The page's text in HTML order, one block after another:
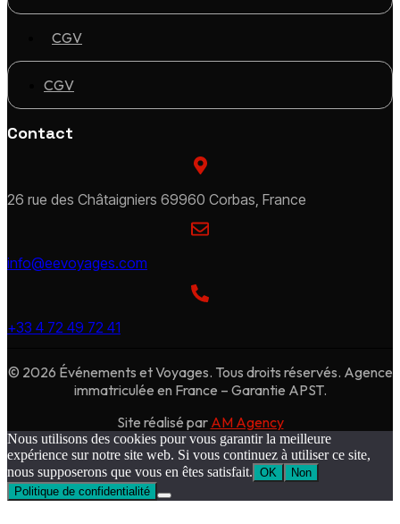
CGV
CGV
Contact
26 rue des Châtaigniers 69960 Corbas, France
info@eevoyages.com
+33 4 72 49 72 41
© 2026 Événements et Voyages. Tous droits réservés. Agence
immatriculée en France – Garantie APST.
Site réalisé par AM Agency
Nous utilisons des cookies pour vous garantir la meilleure
expérience sur notre site web. Si vous continuez à utiliser ce site,
nous supposerons que vous en êtes satisfait. OK
Non
Politique de confidentialité